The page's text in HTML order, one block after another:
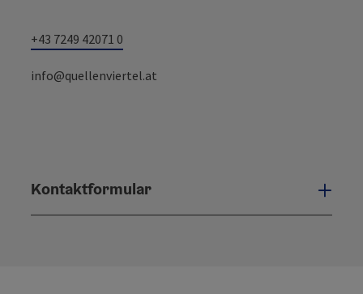
+43 7249 42071 0
info@quellenviertel.at
Kontaktformular